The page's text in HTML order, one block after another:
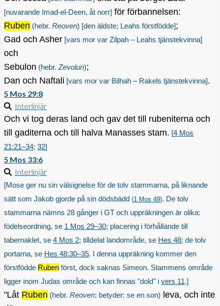
[nuvarande Imad-el-Deen, åt norr] för förbannelsen:
Ruben (hebr. Reoven) [den äldste; Leahs förstfödde];
Gad och Asher [vars mor var Zilpah – Leahs tjänstekvinna]
och
Sebulon (hebr. Zevolun);
Dan och Naftali [vars mor var Bilhah – Rakels tjänstekvinna].
5 Mos 29:8
Interlinjär
Och vi tog deras land och gav det till rubeniterna och
till gaditerna och till halva Manasses stam. [4 Mos
21:21–34; 32]
5 Mos 33:6
Interlinjär
[Mose ger nu sin välsignelse för de tolv stammarna, på liknande
sätt som Jakob gjorde på sin dödsbädd (1 Mos 49). De tolv
stammarna nämns 28 gånger i GT och uppräkningen är olika:
födelseordning, se 1 Mos 29–30; placering i förhållande till
tabernaklet, se 4 Mos 2; tilldelat landområde, se Hes 48; de tolv
portarna, se Hes 48:30–35. I denna uppräkning kommer den
förstfödde Ruben först, dock saknas Simeon. Stammens område
ligger inom Judas område och kan finnas "dold" i vers 11.]
"Låt Ruben (hebr. Reoven; betyder: se en son) leva, och inte